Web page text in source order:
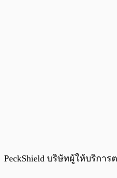
PeckShield บริษัทผู้ให้บริกา